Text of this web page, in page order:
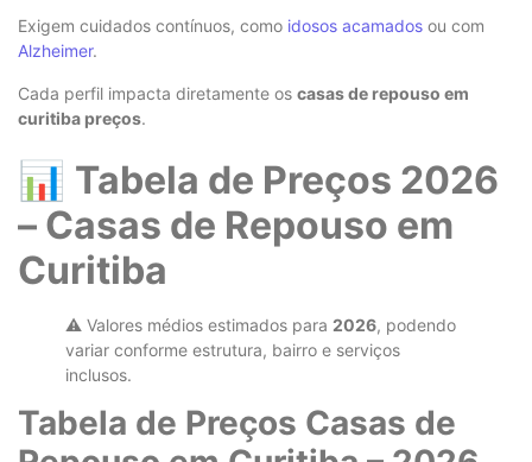
Exigem cuidados contínuos, como idosos acamados ou com
Alzheimer.
Cada perfil impacta diretamente os casas de repouso em
curitiba preços.
📊 Tabela de Preços 2026
– Casas de Repouso em
Curitiba
⚠️ Valores médios estimados para 2026, podendo
variar conforme estrutura, bairro e serviços
inclusos.
Tabela de Preços Casas de